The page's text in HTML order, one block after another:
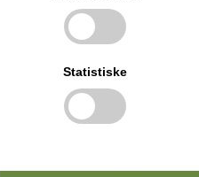
Statistiske